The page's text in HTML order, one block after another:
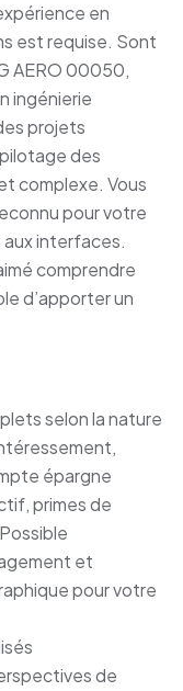
en
est requise. Sont
AERO 00050,
ingénierie
projets
des
complexe. Vous
pour votre
interfaces.
comprendre
d’apporter un
selon la nature
épargne
primes de
et
pour votre
de